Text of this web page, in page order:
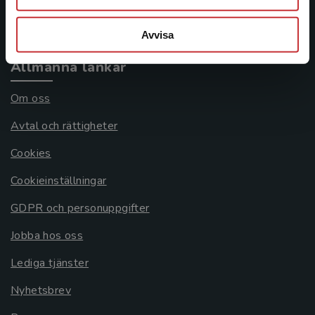
Avvisa
Allmänna länkar
Om oss
Avtal och rättigheter
Cookies
Cookieinställningar
GDPR och personuppgifter
Jobba hos oss
Lediga tjänster
Nyhetsbrev